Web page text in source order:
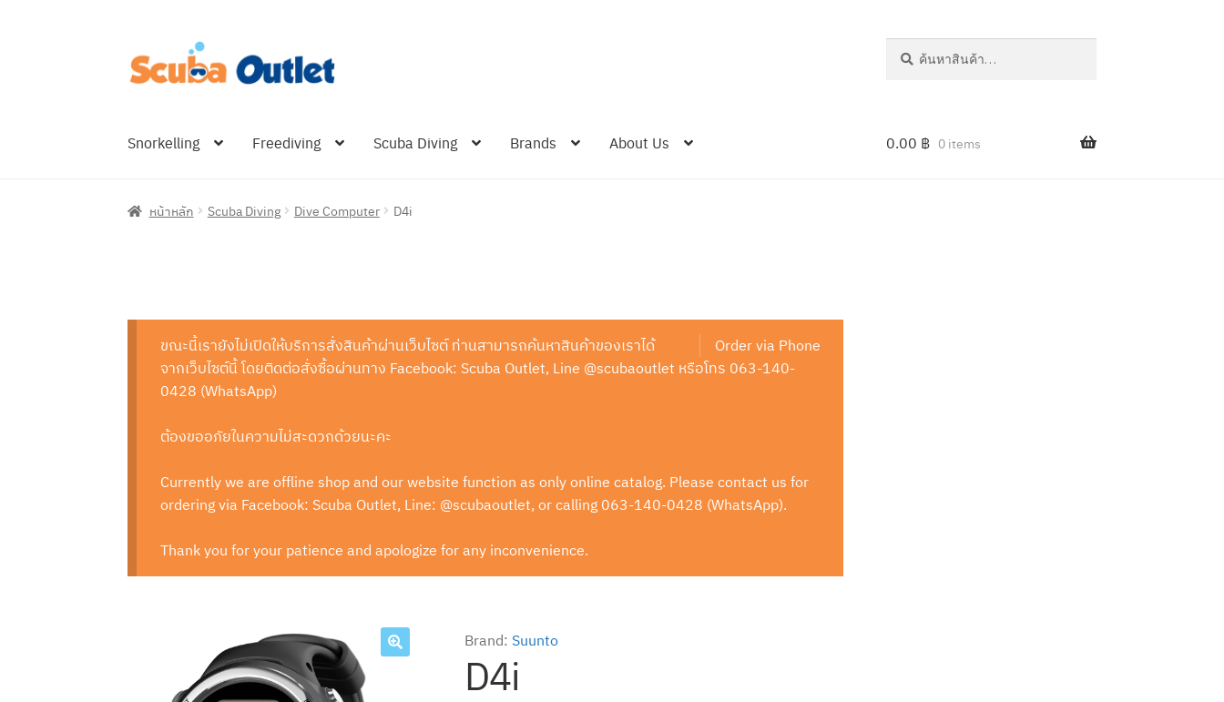
to
to
Snorkelling Freediving Scuba Diving Brands About Us 0.00 ฿ 0 items
หน้าหลัก Scuba Diving Dive Computer D4i
Order via Phone
ขณะนี้เรายังไม่เปิดให้บริการสั่งสินค้าผ่านเว็บไซต์ ท่านสามารถค้นหาสินค้าของเราได้
จากเว็บไซต์นี้ โดยติดต่อสั่งซื้อผ่านทาง Facebook: Scuba Outlet, Line @scubaoutlet หรือโทร 063-140-
0428 (WhatsApp)
ต้องขออภัยในความไม่สะดวกด้วยนะคะ
Currently we are offline shop and our website function as only online catalog. Please contact us for
ordering via Facebook: Scuba Outlet, Line: @scubaoutlet, or calling 063-140-0428 (WhatsApp).
Thank you for your patience and apologize for any inconvenience.
Brand: Suunto
D4i